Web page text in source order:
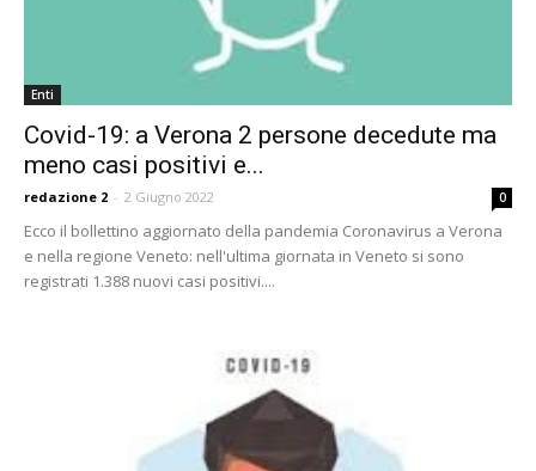
Enti
Covid-19: a Verona 2 persone decedute ma
meno casi positivi e...
redazione 2 - 2 Giugno 2022 0
Ecco il bollettino aggiornato della pandemia Coronavirus a Verona
e nella regione Veneto: nell'ultima giornata in Veneto si sono
registrati 1.388 nuovi casi positivi....